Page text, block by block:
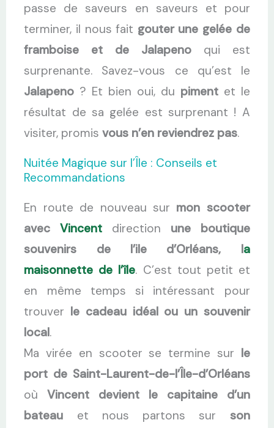
passe de saveurs en saveurs et pour
terminer, il nous fait gouter une gelée de
framboise et de Jalapenoqui est
surprenante. Savez-vous ce qu’est le
Jalapeno ? Et bien oui, du pimentet le
résultat de sa gelée est surprenant ! A
visiter, promisvous n’en reviendrez pas.
Nuitée Magique sur l’Île : Conseils et
Recommandations
En route de nouveau sur mon scooter
avecVincent direction une boutique
souvenirs de l’ile d’Orléans, la
maisonnette de l’île. C’est tout petit et
en même temps si intéressant pour
trouver le cadeau idéal ou un souvenir
local.
Ma virée en scooter se termine sur le
port de Saint-Laurent-de-l’Île-d’Orléans
oùVincent devient le capitaine d’un
bateau et nous partons sur son